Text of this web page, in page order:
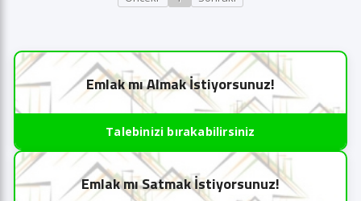
Emlak mı Almak İstiyorsunuz!
Talebinizi bırakabilirsiniz
Emlak mı Satmak İstiyorsunuz!